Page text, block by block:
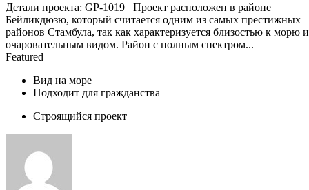
Детали проекта: GP-1019 Проект расположен в районе
Бейликдюзю, который считается одним из самых престижных
районов Стамбула, так как характеризуется близостью к морю и
очаровательным видом. Район с полным спектром...
Featured
Вид на море
Подходит для гражданства
Строящийся проект